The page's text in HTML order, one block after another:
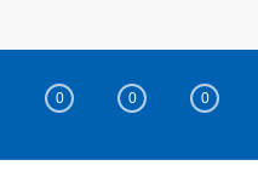
0 0 0